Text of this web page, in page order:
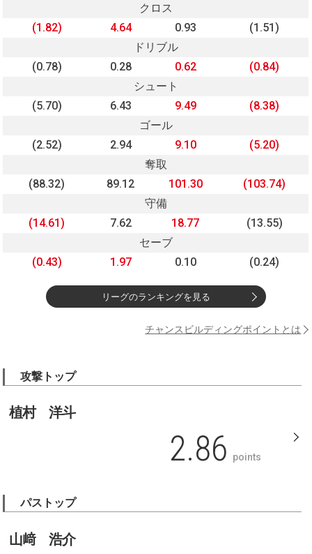
クロス
(1.82)
4.64 0.93
(1.51)
ドリブル
(0.78)
0.28 0.62
(0.84)
シュート
(5.70)
6.43 9.49
(8.38)
ゴール
(2.52)
2.94 9.10
(5.20)
奪取
(88.32)
89.12 101.30
(103.74)
守備
(14.61)
7.62 18.77
(13.55)
セーブ
(0.43)
1.97 0.10 (0.24)
リーグのランキングを見る
チャンスビルディングポイントとは
攻撃トップ
植村 洋斗
2.86 points
パストップ
山﨑 浩介